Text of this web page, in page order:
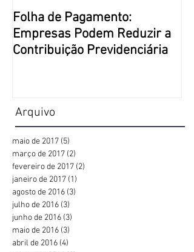
Arquivo
Folha de Pagamento:
Empresas Podem Reduzir a
Contribuição Previdenciária
maio de 2017 (5)
março de 2017 (2)
fevereiro de 2017 (2)
janeiro de 2017 (1)
agosto de 2016 (3)
julho de 2016 (3)
junho de 2016 (3)
maio de 2016 (3)
abril de 2016 (4)